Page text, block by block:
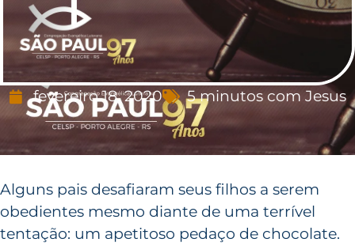
fevereiro 18, 2020 5 minutos com Jesus
Alguns pais desafiaram seus filhos a serem
obedientes mesmo diante de uma terrível
tentação: um apetitoso pedaço de chocolate.